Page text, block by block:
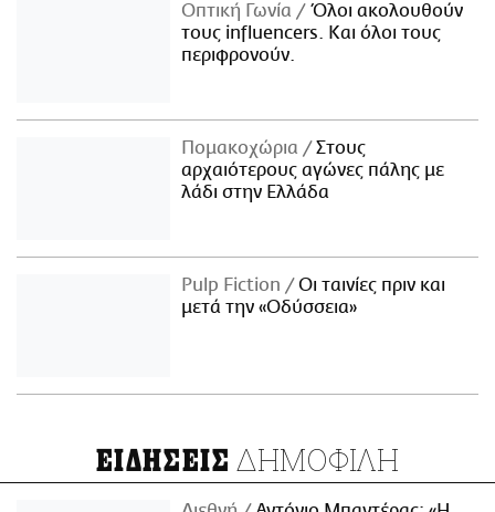
Οπτική Γωνία
Όλοι ακολουθούν
τους influencers. Και όλοι τους
περιφρονούν.
Πομακοχώρια
Στους
αρχαιότερους αγώνες πάλης με
λάδι στην Ελλάδα
Pulp Fiction
Οι ταινίες πριν και
μετά την «Οδύσσεια»
ΕΙΔΗΣΕΙΣ ΔΗΜΟΦΙΛΗ